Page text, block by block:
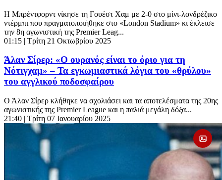
Η Μπρέντφορντ νίκησε τη Γουέστ Χαμ με 2-0 στο μίνι-λονδρέζικο
ντέρμπι που πραγματοποιήθηκε στο «London Stadium» κι έκλεισε
την 8η αγωνιστική της Premier Leag...
01:15 | Τρίτη 21 Οκτωβρίου 2025
Άλαν Σίρερ: «Ο ουρανός είναι το όριο για τη
Νότιγχαμ» – Τα εγκωμιαστικά λόγια του «θρύλου»
του αγγλικού ποδοσφαίρου
Ο Άλαν Σίρερ κλήθηκε να σχολιάσει και τα αποτελέσματα της 20ης
αγωνιστικής της Premier League και η παλιά μεγάλη δόξα...
21:40 | Τρίτη 07 Ιανουαρίου 2025